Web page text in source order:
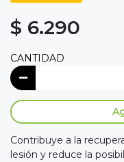
$ 6.290
CANTIDAD
Contribuye a la
lesión y reduce la